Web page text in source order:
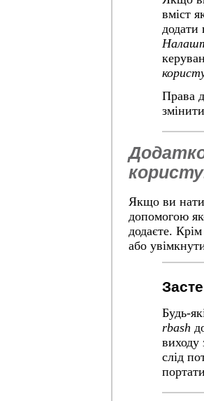
вміст
додати
Права
Якщо ви
допомогою
додаєте.
або
Будь-
rbash
виходу
слід